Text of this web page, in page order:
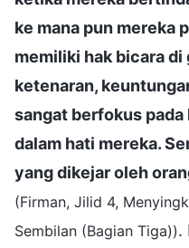
ke mana pun mereka
memiliki hak bicara di
ketenaran,
sangat berfokus
dalam hati mereka.
yang dikejar oleh
(Firman, Jilid 4,
Sembilan (Bagian Tiga)).